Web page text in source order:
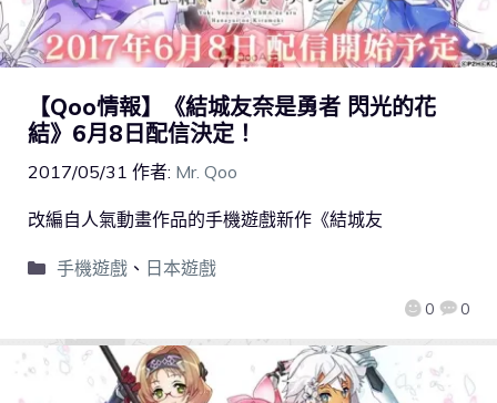
【Qoo情報】《結城友奈是勇者 閃光的花
結》6月8日配信決定！
2017/05/31 作者: Mr. Qoo
0 0
改編自人氣動畫作品的手機遊戲新作《結城友
手機遊戲、 日本遊戲